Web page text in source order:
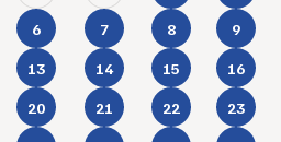
6 7 8 9
13 14 15 16
20 21 22 23